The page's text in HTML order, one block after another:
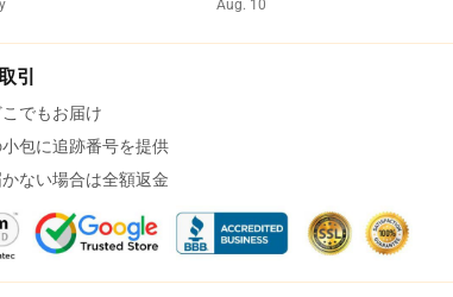
Aug. 10
引
でもお届け
包に追跡番号を提供
ない場合は全額返金